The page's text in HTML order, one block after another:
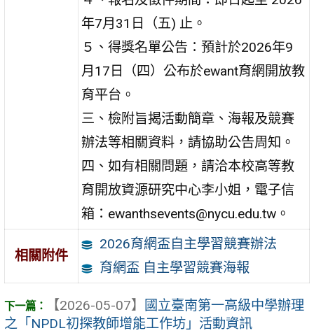
年7月31日（五) 止。
５、得獎名單公告：預計於2026年9
月17日（四）公布於ewant育網開放教
育平台。
三、檢附旨揭活動簡章、海報及競賽
辦法等相關資料，請協助公告周知。
四、如有相關問題，請洽本校高等教
育開放資源研究中心李小姐，電子信
箱：ewanthsevents@nycu.edu.tw。
相關附件
2026育網盃自主學習競賽辦法
育網盃 自主學習競賽海報
【2026-05-07】
國立臺南第一高級中學辦理
之「NPDL初探教師增能工作坊」活動資訊